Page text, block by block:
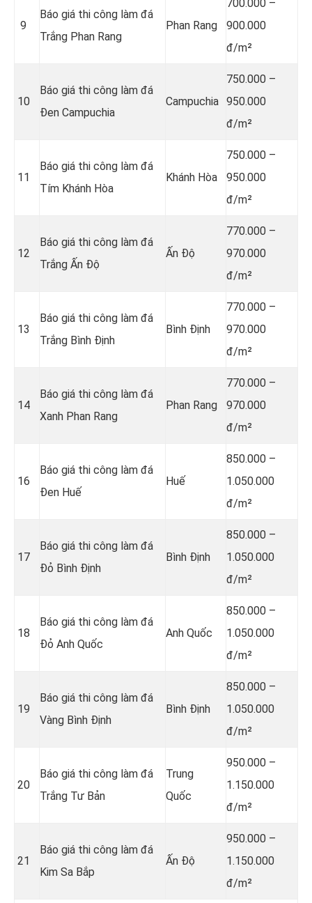
9
Báo giá thi công làm đá
Trắng Phan Rang
Phan Rang
700.000 –
900.000
đ/m²
10
Báo giá thi công làm đá
Đen Campuchia
Campuchia
750.000 –
950.000
đ/m²
11
Báo giá thi công làm đá
Tím Khánh Hòa
Khánh Hòa
750.000 –
950.000
đ/m²
12
Báo giá thi công làm đá
Trắng Ấn Độ
Ấn Độ
770.000 –
970.000
đ/m²
13
Báo giá thi công làm đá
Trắng Bình Định
Bình Định
770.000 –
970.000
đ/m²
14
Báo giá thi công làm đá
Xanh Phan Rang
Phan Rang
770.000 –
970.000
đ/m²
16
Báo giá thi công làm đá
Đen Huế
Huế
850.000 –
1.050.000
đ/m²
17
Báo giá thi công làm đá
Đỏ Bình Định
Bình Định
850.000 –
1.050.000
đ/m²
18
Báo giá thi công làm đá
Đỏ Anh Quốc
Anh Quốc
850.000 –
1.050.000
đ/m²
19
Báo giá thi công làm đá
Vàng Bình Định
Bình Định
850.000 –
1.050.000
đ/m²
20
Báo giá thi công làm đá
Trắng Tư Bản
Trung
Quốc
950.000 –
1.150.000
đ/m²
21
Báo giá thi công làm đá
Kim Sa Bắp
Ấn Độ
950.000 –
1.150.000
đ/m²